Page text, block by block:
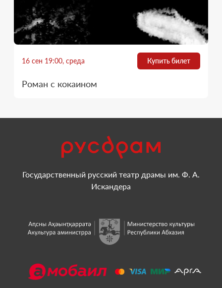
16 сен 19:00, среда Купить билет
Роман с кокаином
Государственный русский театр драмы им. Ф. А.
Искандера